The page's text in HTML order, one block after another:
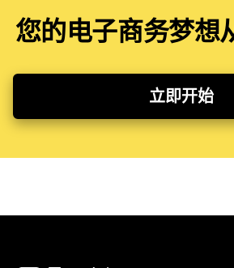
您的电子商务梦想
立即开始